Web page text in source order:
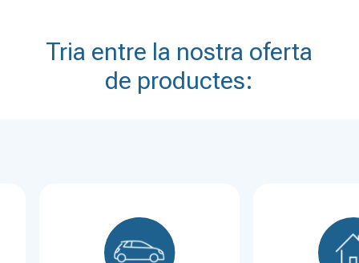
Tria entre la nostra oferta
de productes: